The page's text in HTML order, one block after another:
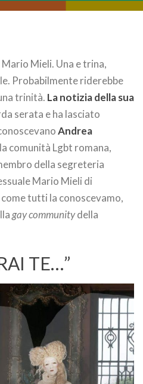
Mieli. Una e trina,
Probabilmente riderebbe
trinità. La notizia della sua
serata e ha lasciato
Andrea
comunità Lgbt romana,
della segreteria
Mario Mieli di
come tutti la conoscevamo,
gay communitydella
TE…”